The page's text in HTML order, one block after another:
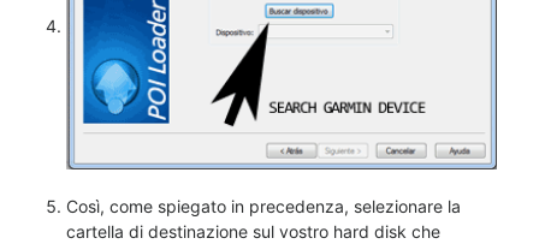
Così, come spiegato in precedenza, selezionare la
cartella di destinazione sul vostro hard disk che